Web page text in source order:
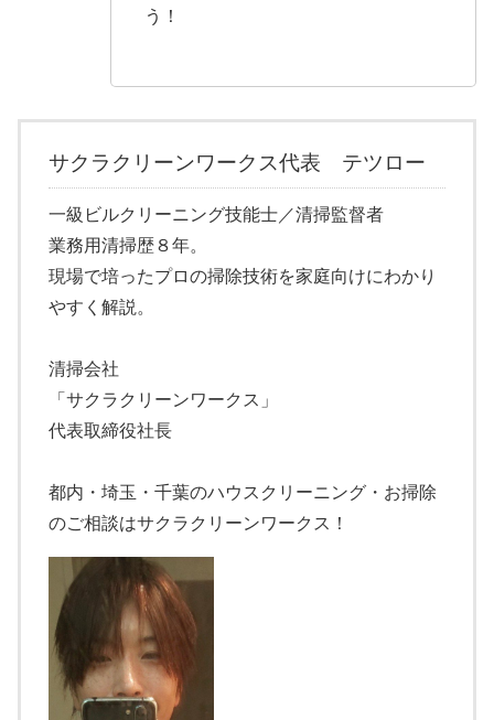
う！
サクラクリーンワークス代表 テツロー
一級ビルクリーニング技能士／清掃監督者
業務用清掃歴８年。
現場で培ったプロの掃除技術を家庭向けにわかり
やすく解説。
清掃会社
「サクラクリーンワークス」
代表取締役社長
都内・埼玉・千葉のハウスクリーニング・お掃除
のご相談はサクラクリーンワークス！